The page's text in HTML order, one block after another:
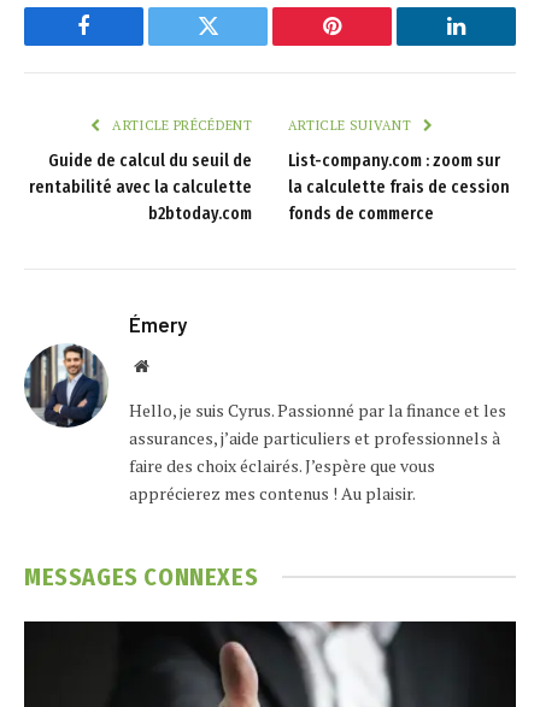
Facebook Twitter Pinterest LinkedIn
ARTICLE PRÉCÉDENT
Guide de calcul du seuil de
rentabilité avec la calculette
b2btoday.com
ARTICLE SUIVANT
List-company.com : zoom sur
la calculette frais de cession
fonds de commerce
Émery
Website
Hello, je suis Cyrus. Passionné par la finance et les
assurances, j’aide particuliers et professionnels à
faire des choix éclairés. J’espère que vous
apprécierez mes contenus ! Au plaisir.
MESSAGES CONNEXES